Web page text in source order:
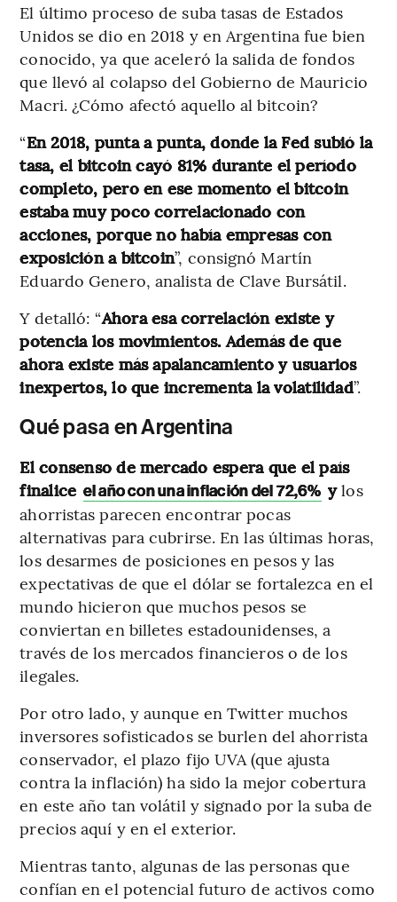
El último proceso de suba tasas de Estados
Unidos se dio en 2018 y en Argentina fue bien
conocido, ya que aceleró la salida de fondos
que llevó al colapso del Gobierno de Mauricio
Macri. ¿Cómo afectó aquello al bitcoin?
“En 2018, punta a punta, donde la Fed subió la
tasa, el bitcoin cayó 81% durante el período
completo, pero en ese momento el bitcoin
estaba muy poco correlacionado con
acciones, porque no había empresas con
exposición a bitcoin”, consignó Martín
Eduardo Genero, analista de Clave Bursátil.
Y detalló: “Ahora esa correlación existe y
potencia los movimientos. Además de que
ahora existe más apalancamiento y usuarios
inexpertos, lo que incrementa la volatilidad”.
Qué pasa en Argentina
El consenso de mercado espera que el país
finalice el año con una inflación del 72,6% ylos
ahorristas parecen encontrar pocas
alternativas para cubrirse. En las últimas horas,
los desarmes de posiciones en pesos y las
expectativas de que el dólar se fortalezca en el
mundo hicieron que muchos pesos se
conviertan en billetes estadounidenses, a
través de los mercados financieros o de los
ilegales.
Por otro lado, y aunque en Twitter muchos
inversores sofisticados se burlen del ahorrista
conservador, el plazo fijo UVA (que ajusta
contra la inflación) ha sido la mejor cobertura
en este año tan volátil y signado por la suba de
precios aquí y en el exterior.
Mientras tanto, algunas de las personas que
confían en el potencial futuro de activos como